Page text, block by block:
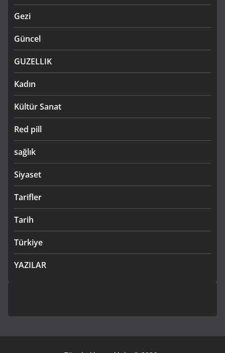
Gezi
Güncel
GUZELLIK
Kadın
Kültür Sanat
Red pill
sağlık
Siyaset
Tarifler
Tarih
Türkiye
YAZILAR